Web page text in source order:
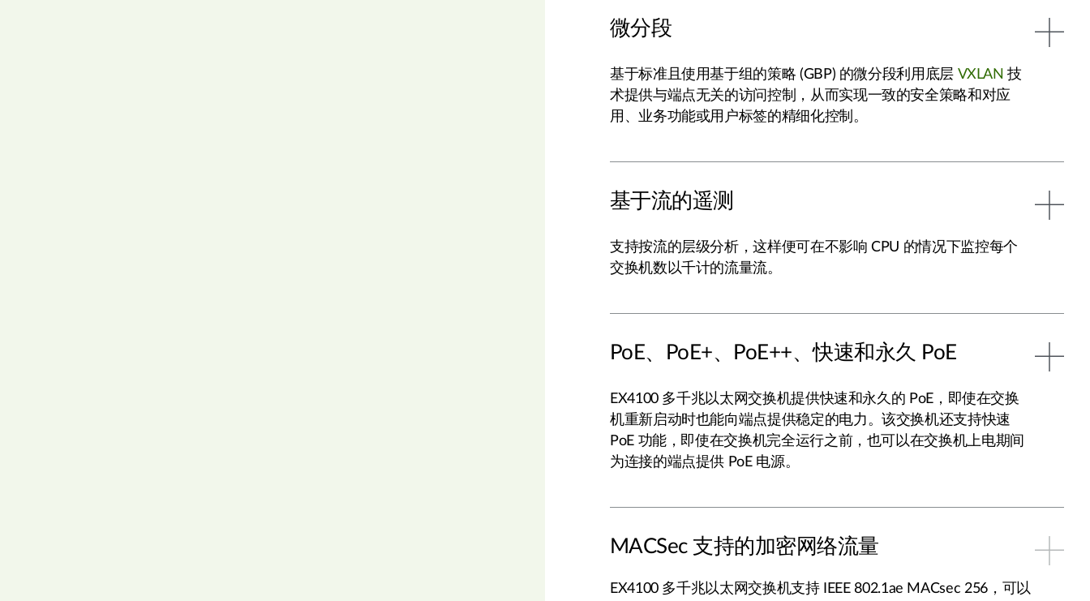
微分段
基于标准且使用基于组的策略 (GBP) 的微分段利用底层 VXLAN 技
术提供与端点无关的访问控制，从而实现一致的安全策略和对应
用、业务功能或用户标签的精细化控制。
基于流的遥测
支持按流的层级分析，这样便可在不影响 CPU 的情况下监控每个
交换机数以千计的流量流。
PoE、PoE+、PoE++、快速和永久 PoE
EX4100 多千兆以太网交换机提供快速和永久的 PoE，即使在交换
机重新启动时也能向端点提供稳定的电力。该交换机还支持快速
PoE 功能，即使在交换机完全运行之前，也可以在交换机上电期间
为连接的端点提供 PoE 电源。
MACSec 支持的加密网络流量
EX4100 多千兆以太网交换机支持 IEEE 802.1ae MACsec 256，可以